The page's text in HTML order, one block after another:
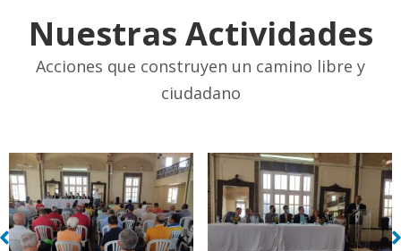
Nuestras Actividades
Acciones que construyen un camino libre y
ciudadano
Sin leyenda Sin leyenda